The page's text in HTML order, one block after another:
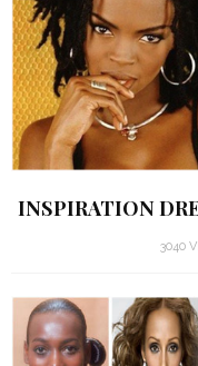
INSPIRATION
3040